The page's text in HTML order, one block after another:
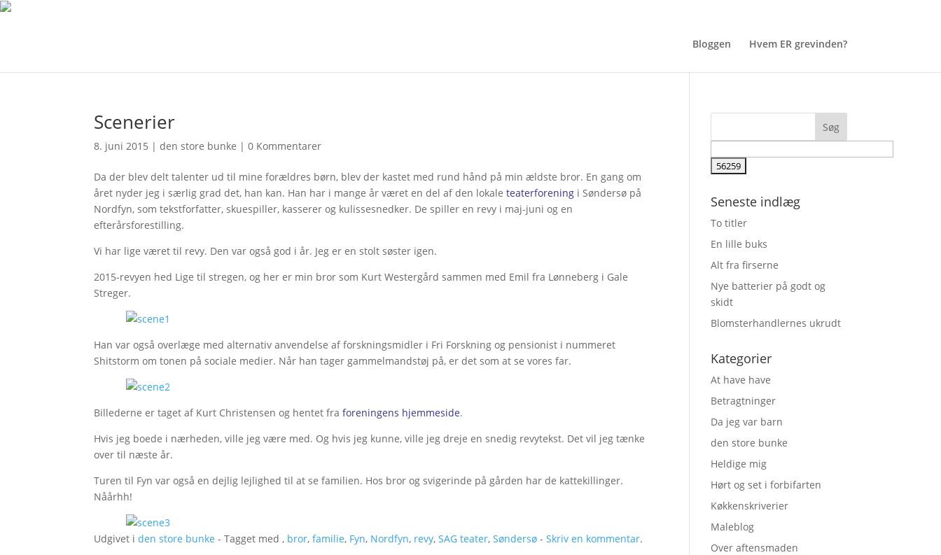
Bloggen Hvem ER grevinden?
Scenerier
8. juni 2015 |den store bunke |0 Kommentarer
Da der blev delt talenter ud til mine forældres børn, blev der kastet med rund hånd på min ældste bror. En gang om
året nyder jeg i særlig grad det, han kan. Han har i mange år været en del af den lokaleteaterforening i Søndersø på
Nordfyn, som tekstforfatter, skuespiller, kasserer og kulissesnedker. De spiller en revy i maj-juni og en
efterårsforestilling.
Vi har lige været til revy. Den var også god i år. Jeg er en stolt søster igen.
2015-revyen hed Lige til stregen, og her er min bror som Kurt Westergård sammen med Emil fra Lønneberg i Gale
Streger.
Han var også overlæge med alternativ anvendelse af forskningsmidler i Fri Forskning og pensionist i nummeret
Shitstorm om tonen på sociale medier. Når han tager gammelmandstøj på, er det som at se vores far.
Billederne er taget af Kurt Christensen og hentet fraforeningens hjemmeside.
Hvis jeg boede i nærheden, ville jeg være med. Og hvis jeg kunne, ville jeg dreje en snedig revytekst. Det vil jeg tænke
over til næste år.
Turen til Fyn var også en dejlig lejlighed til at se familien. Hos bror og svigerinde på gården har de kattekillinger.
Nåårhh!
Udgivet iden store bunke - Tagget med , bror,familie, Fyn, Nordfyn, revy,SAG teater,Søndersø -Skriv en kommentar.
Seneste indlæg
To titler
En lille buks
Alt fra firserne
Nye batterier på godt og
skidt
Blomsterhandlernes ukrudt
Kategorier
At have have
Betragtninger
Da jeg var barn
den store bunke
Heldige mig
Hørt og set i forbifarten
Køkkenskriverier
Maleblog
Over aftensmaden